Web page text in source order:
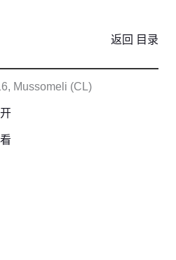
返回 目录
Mussomeli (CL)